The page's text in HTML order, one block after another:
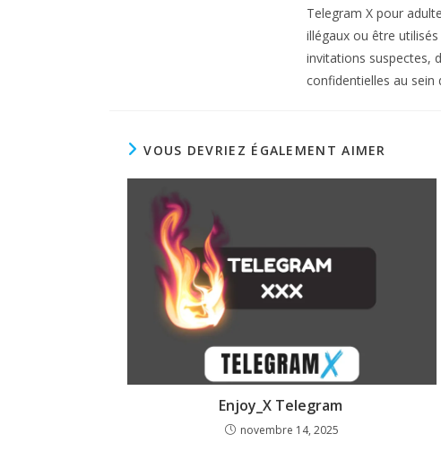
Telegram X pour
illégaux ou être
invitations suspectes,
confidentielles au sein
VOUS DEVRIEZ ÉGALEMENT AIMER
Enjoy_X Telegram
novembre 14, 2025